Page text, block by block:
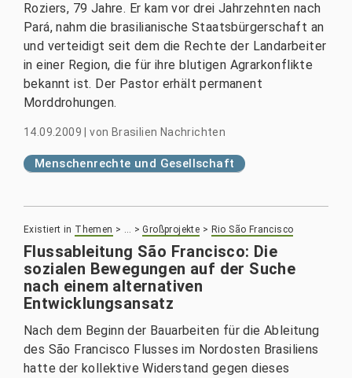
Roziers, 79 Jahre. Er kam vor drei Jahrzehnten nach
Pará, nahm die brasilianische Staatsbürgerschaft an
und verteidigt seit dem die Rechte der Landarbeiter
in einer Region, die für ihre blutigen Agrarkonflikte
bekannt ist. Der Pastor erhält permanent
Morddrohungen.
14.09.2009 |von Brasilien Nachrichten
Menschenrechte und Gesellschaft
Existiert in Themen > … >Großprojekte > Rio São Francisco
Flussableitung São Francisco: Die
sozialen Bewegungen auf der Suche
nach einem alternativen
Entwicklungsansatz
Nach dem Beginn der Bauarbeiten für die Ableitung
des São Francisco Flusses im Nordosten Brasiliens
hatte der kollektive Widerstand gegen dieses